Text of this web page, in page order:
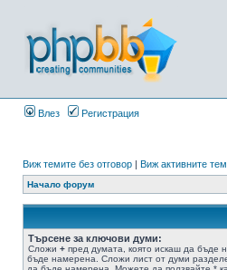
Влез Регистрация
Виж темите без отговор | Виж активните
Начало форум
Търсене за ключови думи:
Сложи + пред думата, която искаш да бъде
бъде намерена. Сложи лист от думи